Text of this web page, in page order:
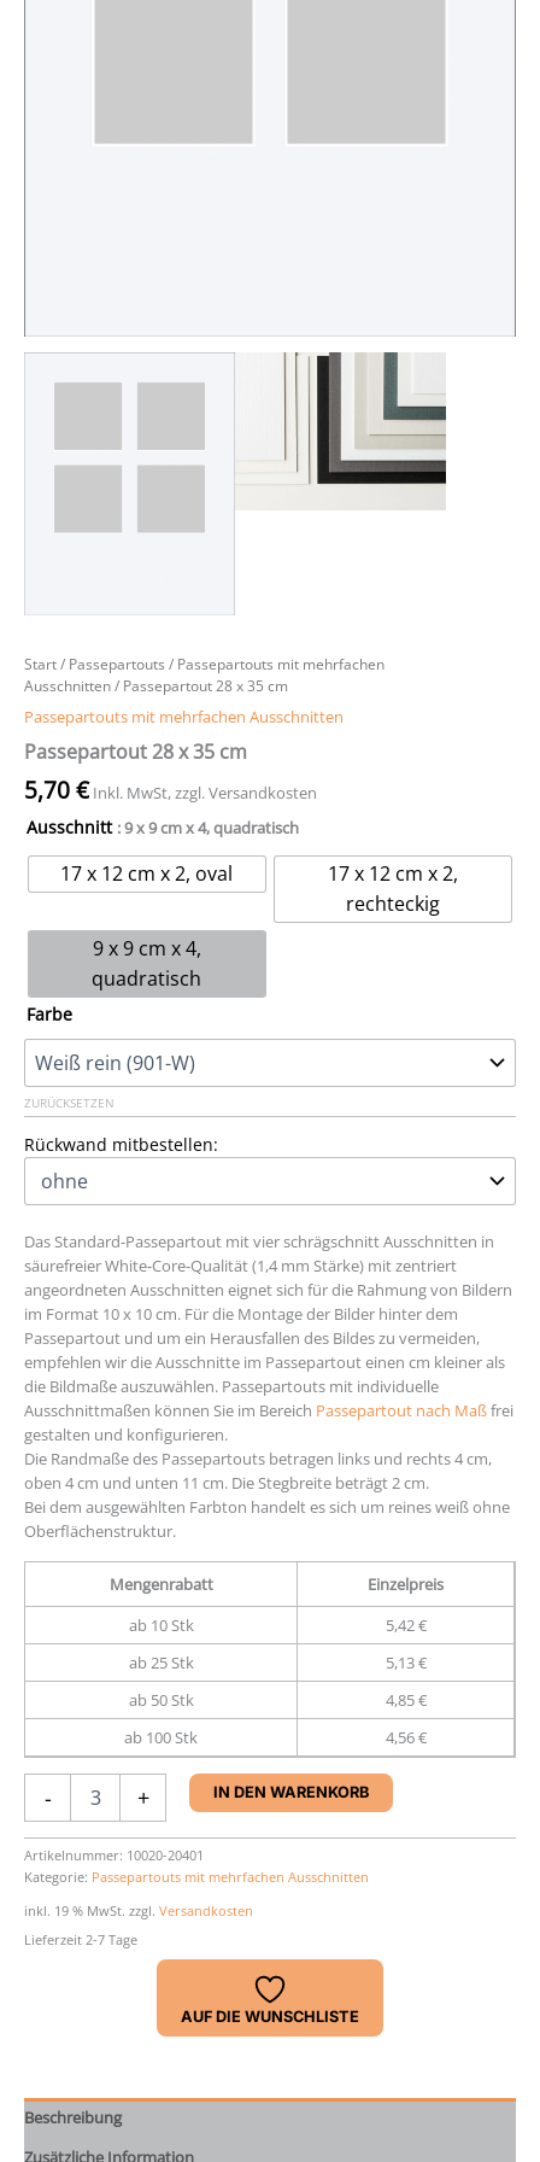
Start/ Passepartouts / Passepartouts mit mehrfachen
Ausschnitten/ Passepartout 28 x 35 cm
Passepartouts mit mehrfachen Ausschnitten
Passepartout 28 x 35 cm
5,70€ Inkl. MwSt, zzgl. Versandkosten
Ausschnitt : 9 x 9 cm x 4, quadratisch
17 x 12 cm x 2, oval
17 x 12 cm x 2,
rechteckig
9 x 9 cm x 4,
quadratisch
Farbe
ZURÜCKSETZEN
Rückwand mitbestellen:
Das Standard-Passepartout mit vier schrägschnitt Ausschnitten in
säurefreier White-Core-Qualität (1,4 mm Stärke) mit zentriert
angeordneten Ausschnitten eignet sich für die Rahmung von Bildern
im Format 10 x 10 cm. Für die Montage der Bilder hinter dem
Passepartout und um ein Herausfallen des Bildes zu vermeiden,
empfehlen wir die Ausschnitte im Passepartout einen cm kleiner als
die Bildmaße auszuwählen. Passepartouts mit individuelle
Ausschnittmaßen können Sie im Bereich Passepartout nach Maßfrei
gestalten und konfigurieren.
Die Randmaße des Passepartouts betragen links und rechts 4 cm,
oben 4 cm und unten 11 cm. Die Stegbreite beträgt 2 cm.
Bei dem ausgewählten Farbton handelt es sich um reines weiß ohne
Oberflächenstruktur.
Mengenrabatt
Einzelpreis
ab 10 Stk
5,42 €
ab 25 Stk
5,13 €
ab 50 Stk
4,85 €
ab 100 Stk
4,56 €
-
x
35
cm
Menge
+ IN DEN WARENKORB
Artikelnummer: 10020-20401
Kategorie: Passepartouts mit mehrfachen Ausschnitten
inkl. 19 % MwSt. zzgl. Versandkosten
Lieferzeit 2-7 Tage
AUF DIE WUNSCHLISTE
Beschreibung
Zusätzliche Information